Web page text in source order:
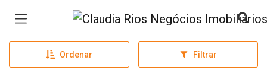
Página inicial
Ordenar Filtrar